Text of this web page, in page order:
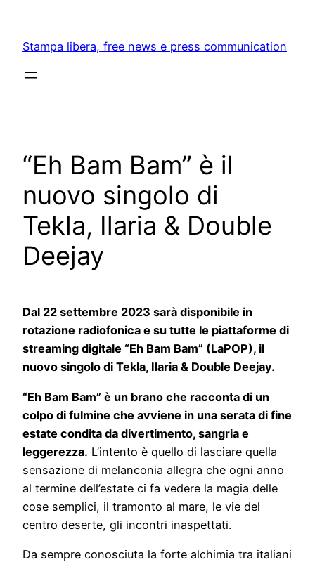
content
Stampa libera, free news e press communication
“Eh Bam Bam” è il
nuovo singolo di
Tekla, Ilaria & Double
Deejay
Dal 22 settembre 2023 sarà disponibile in
rotazione radiofonica e su tutte le piattaforme di
streaming digitale “Eh Bam Bam” (LaPOP), il
nuovo singolo di Tekla, Ilaria & Double Deejay.
“Eh Bam Bam” è un brano che racconta di un
colpo di fulmine che avviene in una serata di fine
estate condita da divertimento, sangria e
leggerezza. L’intento è quello di lasciare quella
sensazione di melanconia allegra che ogni anno
al termine dell’estate ci fa vedere la magia delle
cose semplici, il tramonto al mare, le vie del
centro deserte, gli incontri inaspettati.
Da sempre conosciuta la forte alchimia tra italiani